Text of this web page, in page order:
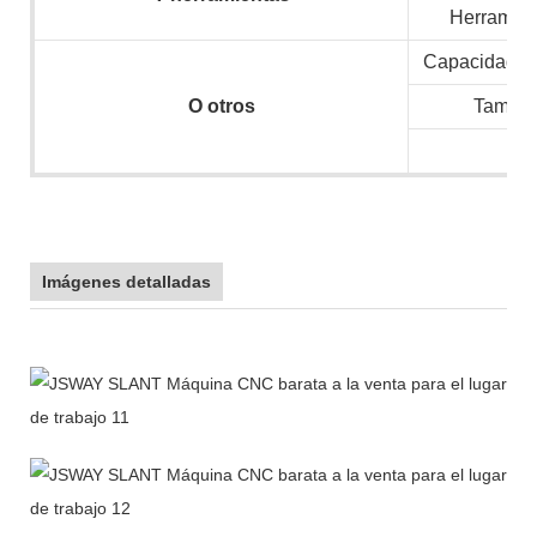
Ootros
Capacidad
Imágenes detalladas